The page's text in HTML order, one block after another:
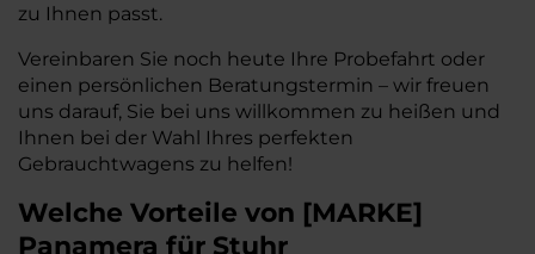
zu Ihnen passt.
Vereinbaren Sie noch heute Ihre Probefahrt oder
einen persönlichen Beratungstermin – wir freuen
uns darauf, Sie bei uns willkommen zu heißen und
Ihnen bei der Wahl Ihres perfekten
Gebrauchtwagens zu helfen!
Welche Vorteile von [MARKE]
Panamera für Stuhr